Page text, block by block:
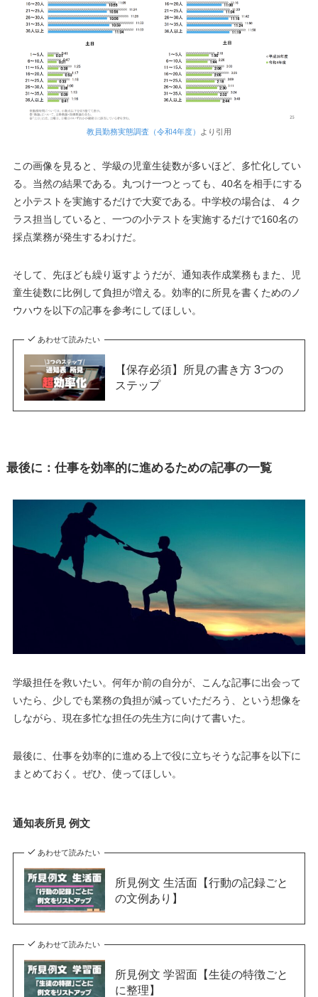
教員勤務実態調査（令和4年度） より引用
この画像を見ると、学級の児童生徒数が多いほど、多忙化してい
る。当然の結果である。丸つけ一つとっても、40名を相手にする
と小テストを実施するだけで大変である。中学校の場合は、４ク
ラス担当していると、一つの小テストを実施するだけで160名の
採点業務が発生するわけだ。
そして、先ほども繰り返すようだが、通知表作成業務もまた、児
童生徒数に比例して負担が増える。効率的に所見を書くためのノ
ウハウを以下の記事を参考にしてほしい。
あわせて読みたい
【保存必須】所見の書き方 3つの
ステップ
最後に：仕事を効率的に進めるための記事の一覧
学級担任を救いたい。何年か前の自分が、こんな記事に出会って
いたら、少しでも業務の負担が減っていただろう、という想像を
しながら、現在多忙な担任の先生方に向けて書いた。
最後に、仕事を効率的に進める上で役に立ちそうな記事を以下に
まとめておく。ぜひ、使ってほしい。
通知表所見 例文
あわせて読みたい
所見例文 生活面【行動の記録ごと
の文例あり】
あわせて読みたい
所見例文 学習面【生徒の特徴ごと
に整理】